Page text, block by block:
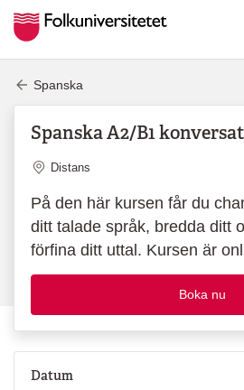
Spanska
Spanska A2/B1
Plats
Distans
På den här kursen får du
ditt talade språk, bredda ditt
förfina ditt uttal. Kursen är
Boka nu
Datum